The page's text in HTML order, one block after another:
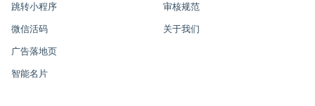
跳转小程序
微信活码
广告落地页
智能名片
审核规范
关于我们